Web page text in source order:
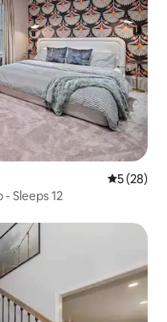
5 (28)
Sleeps 12